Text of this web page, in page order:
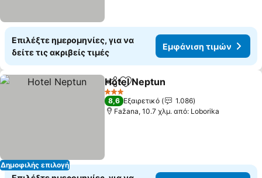
Επιλέξτε ημερομηνίες, για να
δείτε τις ακριβείς τιμές
Εμφάνιση τιμών
Δημοφιλής επιλογή
Κοινοποίηση
Προσθήκη στα αγαπημένα
Hotel Neptun
3 Αστέρια
8,6 Εξαιρετικό
1.086
Fažana, 10.7 χλμ. από: Loborika